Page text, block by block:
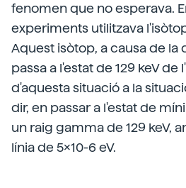
fenomen que no esperava.
experiments utilitzava
Aquest isòtop, a causa de la
passa a l'estat de 129 keV de
d'aquesta situació a la
dir, en passar a l'estat de
un raig gamma de 129 keV,
línia de 5x10-6 eV.